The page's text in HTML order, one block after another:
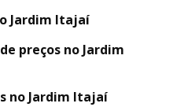
Jardim Itajaí
preços no Jardim
no Jardim Itajaí